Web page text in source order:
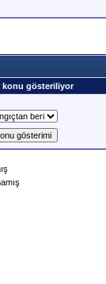
konu gösteriliyor